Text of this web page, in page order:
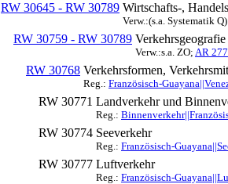
RW 30645 - RW 30789 Wirtschafts-,
Verw.:(s.a. Systematik Q)
RW 30759 - RW 30789 Verkehrsgeografie
Verw.:s.a. ZO; AR
RW 30768 Verkehrsformen,
Reg.: Französisch-
RW 30771 Landverkehr und
Reg.:
RW 30774 Seeverkehr
Reg.: Französisch-
RW 30777 Luftverkehr
Reg.: Französisch-